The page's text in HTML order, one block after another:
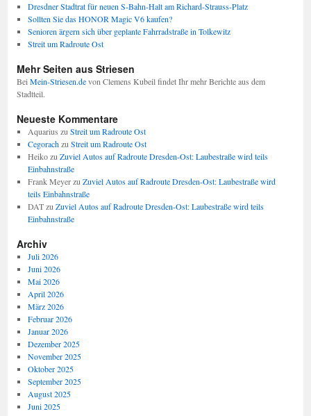
Dresdner Stadtrat für neuen S-Bahn-Halt am Richard-Strauss-Platz
Sollten Sie das HONOR Magic V6 kaufen?
Senioren ärgern sich über geplante Fahrradstraße in Tolkewitz
Streit um Radroute Ost
Mehr Seiten aus Striesen
Bei Mein-Striesen.devon Clemens Kubeil findet Ihr mehr Berichte aus dem
Stadtteil.
Neueste Kommentare
Aquarius zu Streit um Radroute Ost
Cegorachzu Streit um Radroute Ost
Heikozu Zuviel Autos auf Radroute Dresden-Ost: Laubestraße wird teils
Einbahnstraße
Frank Meyerzu Zuviel Autos auf Radroute Dresden-Ost: Laubestraße wird
teils Einbahnstraße
DATzu Zuviel Autos auf Radroute Dresden-Ost: Laubestraße wird teils
Einbahnstraße
Archiv
Juli 2026
Juni 2026
Mai 2026
April 2026
März 2026
Februar 2026
Januar 2026
Dezember 2025
November 2025
Oktober 2025
September 2025
August 2025
Juni 2025